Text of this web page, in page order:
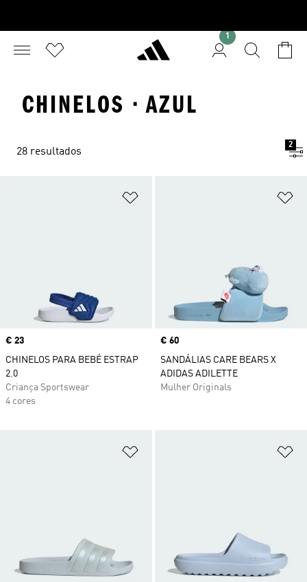
CHINELOS · AZUL
28 resultados
2
Price
€ 23
CHINELOS PARA BEBÉ ESTRAP
2.0
Criança Sportswear
4 cores
Price
€ 60
SANDÁLIAS CARE BEARS X
ADIDAS ADILETTE
Mulher Originals